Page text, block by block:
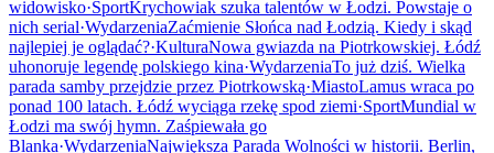
widowisko·SportKrychowiak szuka talentów w Łodzi. Powstaje o
nich serial·WydarzeniaZaćmienie Słońca nad Łodzią. Kiedy i skąd
najlepiej je oglądać?·KulturaNowa gwiazda na Piotrkowskiej. Łódź
uhonoruje legendę polskiego kina·WydarzeniaTo już dziś. Wielka
parada samby przejdzie przez Piotrkowską·MiastoLamus wraca po
ponad 100 latach. Łódź wyciąga rzekę spod ziemi·SportMundial w
Łodzi ma swój hymn. Zaśpiewała go
Blanka·WydarzeniaNajwiększa Parada Wolności w historii. Berlin,